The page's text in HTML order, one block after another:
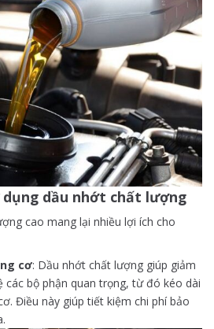
dụng dầu nhớt chất lượng
cao mang lại nhiều lợi ích cho
cơ: Dầu nhớt chất lượng giúp giảm
các bộ phận quan trọng, từ đó kéo dài
Điều này giúp tiết kiệm chi phí bảo